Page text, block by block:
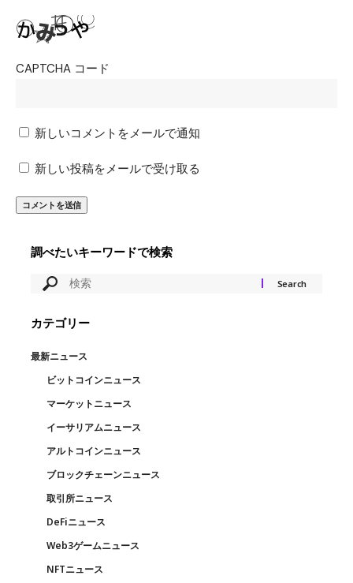
CAPTCHA コード
新しいコメントをメールで通知
新しい投稿をメールで受け取る
調べたいキーワードで検索
カテゴリー
最新ニュース
ビットコインニュース
マーケットニュース
イーサリアムニュース
アルトコインニュース
ブロックチェーンニュース
取引所ニュース
DeFiニュース
Web3ゲームニュース
NFTニュース